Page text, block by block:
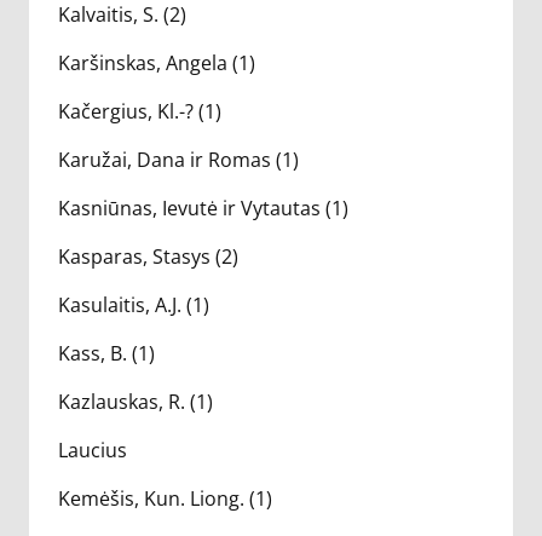
Kalvaitis, S. (2)
Karšinskas, Angela (1)
Kačergius, Kl.-? (1)
Karužai, Dana ir Romas (1)
Kasniūnas, Ievutė ir Vytautas (1)
Kasparas, Stasys (2)
Kasulaitis, A.J. (1)
Kass, B. (1)
Kazlauskas, R. (1)
Laucius
Kemėšis, Kun. Liong. (1)